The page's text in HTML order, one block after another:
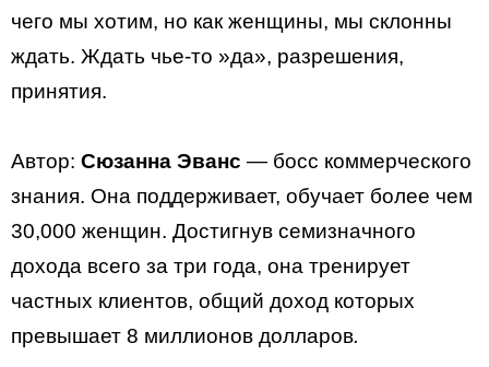
чего мы хотим, но как женщины, мы склонны
ждать. Ждать чье-то »да», разрешения,
принятия.
Автор: Сюзанна Эванс — босс коммерческого
знания. Она поддерживает, обучает более чем
30,000 женщин. Достигнув семизначного
дохода всего за три года, она тренирует
частных клиентов, общий доход которых
превышает 8 миллионов долларов.